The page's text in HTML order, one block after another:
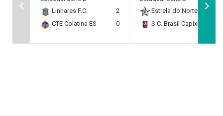
Linhares F.C.
2
CTE Colatina ES
0
Estrela do Norte F.C.
S.C. Brasil Capixaba